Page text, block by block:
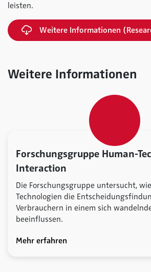
leisten.
Weitere Informationen
Weitere Informationen
Forschungsgruppe Human-
Interaction
Die Forschungsgruppe untersucht,
Technologien die
Verbrauchern in einem sich
beeinflussen.
Mehr erfahren